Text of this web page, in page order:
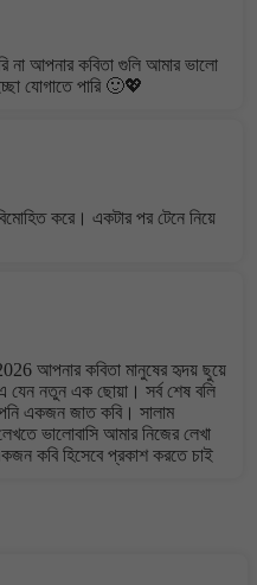
না আপনার কবিতা গুলি আমার ভালো
যোগাতে পারি 🙂💖
করে। একটার পর টেনে নিয়ে
আপনার কবিতা মানুষের হৃদয় ছুয়ে
যেন নতুন এক ছোয়া। সর্ব শেষ বলি
একজন জাত কবি। সালাম
ভালোবাসি আমার নিজের লেখা
কবি হিসেবে প্রকাশ করতে চাই